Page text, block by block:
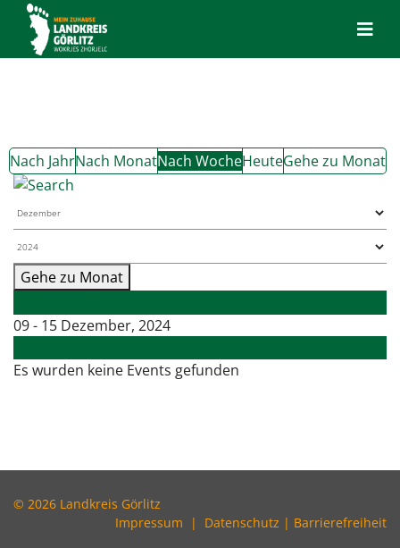
Nach JahrNach MonatNach WocheHeuteGehe zu Monat
Gehe zu Monat
09 - 15 Dezember, 2024
Es wurden keine Events gefunden
© 2026 Landkreis Görlitz
Impressum | Datenschutz | Barrierefreiheit